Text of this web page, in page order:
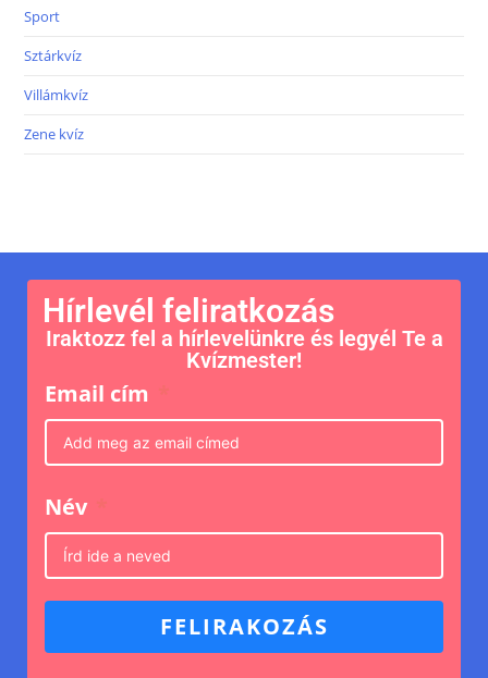
Sport
Sztárkvíz
Villámkvíz
Zene kvíz
Hírlevél feliratkozás
Iraktozz fel a hírlevelünkre és legyél Te a
Kvízmester!
Email cím
Név
FELIRAKOZÁS